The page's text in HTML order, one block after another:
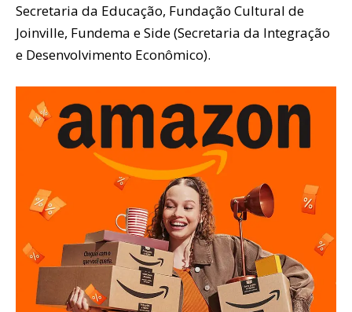
Secretaria da Educação, Fundação Cultural de
Joinville, Fundema e Side (Secretaria da Integração
e Desenvolvimento Econômico).